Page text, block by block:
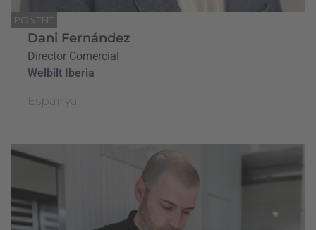
PONENT
Dani Fernández
Director Comercial
Welbilt Iberia
Espanya